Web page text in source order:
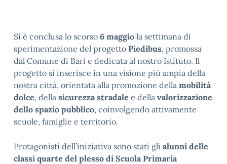
Si è conclusa lo scorso 6 maggio la settimana di
sperimentazione del progetto Piedibus, promossa
dal Comune di Bari e dedicata al nostro Istituto. Il
progetto si inserisce in una visione più ampia della
nostra città, orientata alla promozione della mobilità
dolce, della sicurezza stradale e della valorizzazione
dello spazio pubblico, coinvolgendo attivamente
scuole, famiglie e territorio.
Protagonisti dell’iniziativa sono stati gli alunni delle
classi quarte del plesso di Scuola Primaria